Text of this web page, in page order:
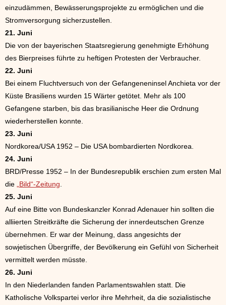
einzudämmen, Bewässerungsprojekte zu ermöglichen und die
Stromversorgung sicherzustellen.
21. Juni
Die von der bayerischen Staatsregierung genehmigte Erhöhung
des Bierpreises führte zu heftigen Protesten der Verbraucher.
22. Juni
Bei einem Fluchtversuch von der Gefangeneninsel Anchieta vor der
Küste Brasiliens wurden 15 Wärter getötet. Mehr als 100
Gefangene starben, bis das brasilianische Heer die Ordnung
wiederherstellen konnte.
23. Juni
Nordkorea/USA 1952 – Die USA bombardierten Nordkorea.
24. Juni
BRD/Presse 1952 – In der Bundesrepublik erschien zum ersten Mal
die
„Bild“-Zeitung
25. Juni
Auf eine Bitte von Bundeskanzler Konrad Adenauer hin sollten die
alliierten Streitkräfte die Sicherung der innerdeutschen Grenze
übernehmen. Er war der Meinung, dass angesichts der
sowjetischen Übergriffe, der Bevölkerung ein Gefühl von Sicherheit
vermittelt werden müsste.
26. Juni
In den Niederlanden fanden Parlamentswahlen statt. Die
Katholische Volkspartei verlor ihre Mehrheit, da die sozialistische